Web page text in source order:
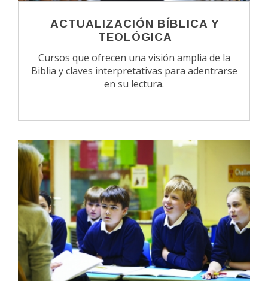
ACTUALIZACIÓN BÍBLICA Y
TEOLÓGICA
Cursos que ofrecen una visión amplia de la
Biblia y claves interpretativas para adentrarse
en su lectura.